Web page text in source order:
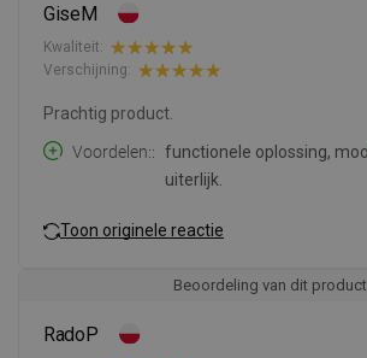
GiseM
Kwaliteit:
Verschijning:
Prachtig product.
Voordelen:
functionele oplossing,
uiterlijk.
Toon originele reactie
Beoordeling van dit product
RadoP